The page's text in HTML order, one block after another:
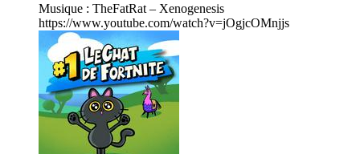
Musique : TheFatRat – Xenogenesis
https://www.youtube.com/watch?v=jOgjcOMnjjs